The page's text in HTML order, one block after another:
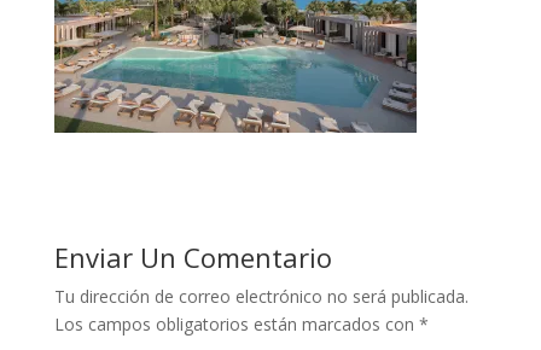
Enviar Un Comentario
Tu dirección de correo electrónico no será publicada.
Los campos obligatorios están marcados con *